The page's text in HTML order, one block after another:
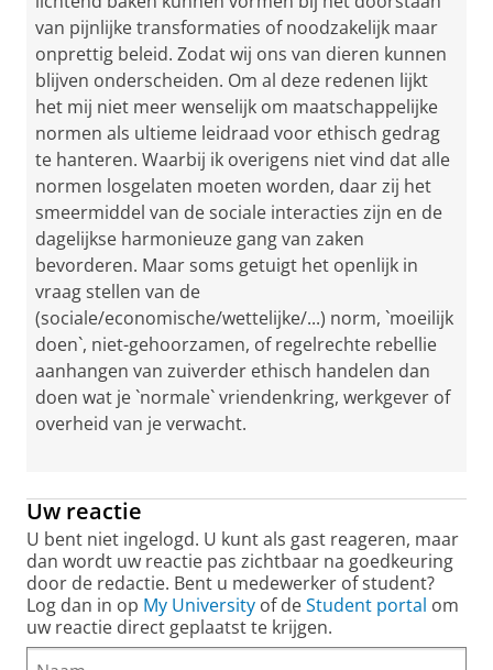
van pijnlijke transformaties of noodzakelijk maar
onprettig beleid. Zodat wij ons van dieren kunnen
blijven onderscheiden. Om al deze redenen lijkt
het mij niet meer wenselijk om maatschappelijke
normen als ultieme leidraad voor ethisch gedrag
te hanteren. Waarbij ik overigens niet vind dat alle
normen losgelaten moeten worden, daar zij het
smeermiddel van de sociale interacties zijn en de
dagelijkse harmonieuze gang van zaken
bevorderen. Maar soms getuigt het openlijk in
vraag stellen van de
(sociale/economische/wettelijke/...) norm, `moeilijk
doen`, niet-gehoorzamen, of regelrechte rebellie
aanhangen van zuiverder ethisch handelen dan
doen wat je `normale` vriendenkring, werkgever of
overheid van je verwacht.
Uw reactie
U bent niet ingelogd. U kunt als gast reageren, maar
dan wordt uw reactie pas zichtbaar na goedkeuring
door de redactie. Bent u medewerker of student?
Log dan in op My University of deStudent portal om
uw reactie direct geplaatst te krijgen.